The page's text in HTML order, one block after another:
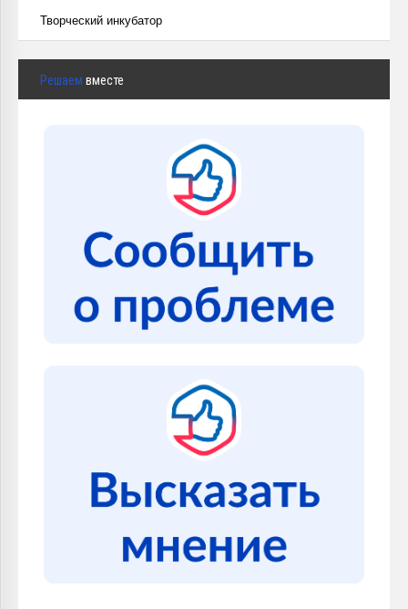
Творческий инкубатор
Решаем вместе